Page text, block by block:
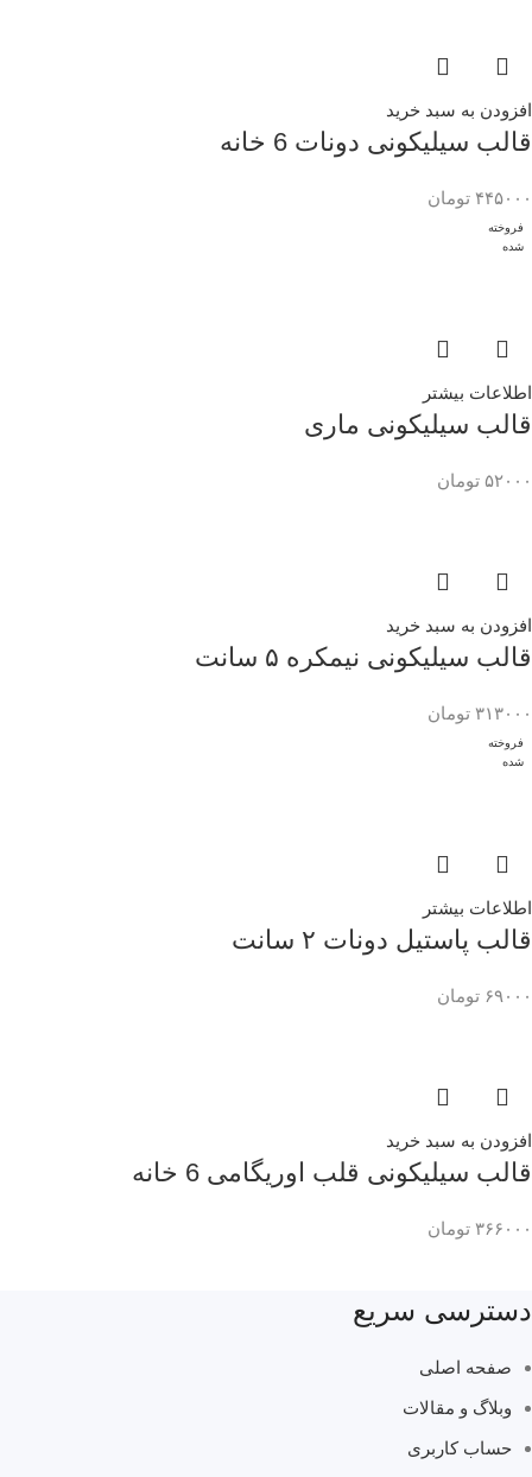
افزودن به سبد خرید
قالب سیلیکونی دونات 6 خانه
۴۴۵۰۰۰ تومان
فروخته
شده
اطلاعات بیشتر
قالب سیلیکونی ماری
۵۲۰۰۰ تومان
افزودن به سبد خرید
قالب سیلیکونی نیمکره ۵ سانت
۳۱۳۰۰۰ تومان
فروخته
شده
اطلاعات بیشتر
قالب پاستیل دونات ۲ سانت
۶۹۰۰۰ تومان
افزودن به سبد خرید
قالب سیلیکونی قلب اوریگامی 6 خانه
۳۶۶۰۰۰ تومان
دسترسی سریع
صفحه اصلی
وبلاگ و مقالات
حساب کاربری